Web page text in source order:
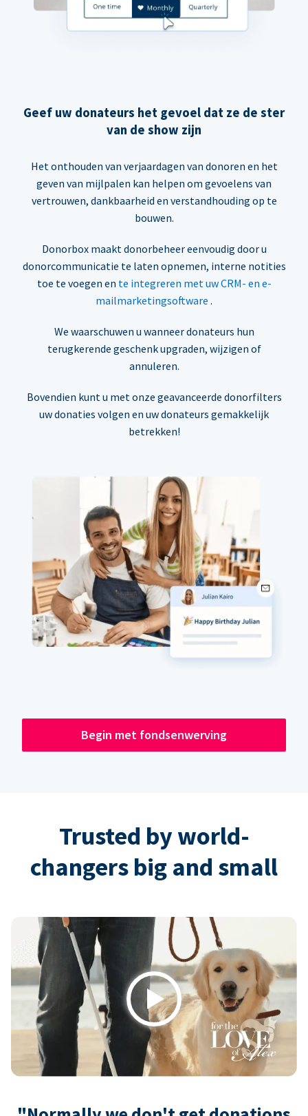
Geef uw donateurs het gevoel dat ze de ster
van de show zijn
Het onthouden van verjaardagen van donoren en het
geven van mijlpalen kan helpen om gevoelens van
vertrouwen, dankbaarheid en verstandhouding op te
bouwen.
Donorbox maakt donorbeheer eenvoudig door u
donorcommunicatie te laten opnemen, interne notities
toe te voegen en te integreren met uw CRM- en e-
mailmarketingsoftware .
We waarschuwen u wanneer donateurs hun
terugkerende geschenk upgraden, wijzigen of
annuleren.
Bovendien kunt u met onze geavanceerde donorfilters
uw donaties volgen en uw donateurs gemakkelijk
betrekken!
Begin met fondsenwerving
Trusted by world-
changers big and small
Play